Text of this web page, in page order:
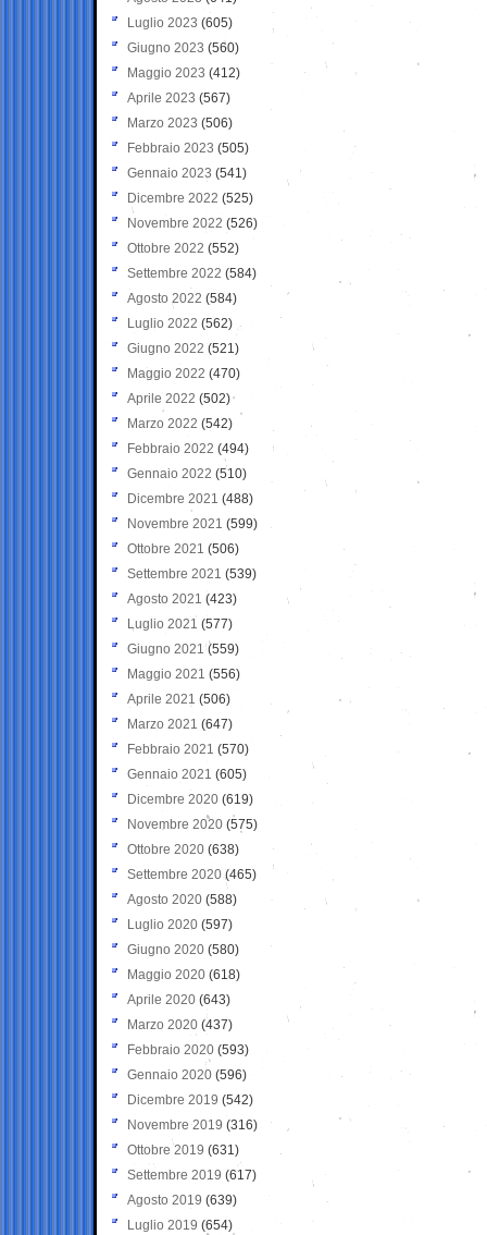
Luglio 2023 (605)
Giugno 2023 (560)
Maggio 2023 (412)
Aprile 2023 (567)
Marzo 2023 (506)
Febbraio 2023 (505)
Gennaio 2023 (541)
Dicembre 2022 (525)
Novembre 2022 (526)
Ottobre 2022 (552)
Settembre 2022 (584)
Agosto 2022 (584)
Luglio 2022 (562)
Giugno 2022 (521)
Maggio 2022 (470)
Aprile 2022 (502)
Marzo 2022 (542)
Febbraio 2022 (494)
Gennaio 2022 (510)
Dicembre 2021 (488)
Novembre 2021 (599)
Ottobre 2021 (506)
Settembre 2021 (539)
Agosto 2021 (423)
Luglio 2021 (577)
Giugno 2021(559)
Maggio 2021 (556)
Aprile 2021 (506)
Marzo 2021 (647)
Febbraio 2021 (570)
Gennaio 2021 (605)
Dicembre 2020 (619)
Novembre 2020 (575)
Ottobre 2020 (638)
Settembre 2020(465)
Agosto 2020 (588)
Luglio 2020 (597)
Giugno 2020 (580)
Maggio 2020 (618)
Aprile 2020 (643)
Marzo 2020 (437)
Febbraio 2020 (593)
Gennaio 2020 (596)
Dicembre 2019 (542)
Novembre 2019 (316)
Ottobre 2019 (631)
Settembre 2019 (617)
Agosto 2019 (639)
Luglio 2019 (654)